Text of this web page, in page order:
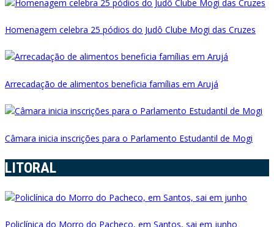
Homenagem celebra 25 pódios do Judô Clube Mogi das Cruzes
Arrecadação de alimentos beneficia famílias em Arujá
Câmara inicia inscrições para o Parlamento Estudantil de Mogi
LITORAL
Policlínica do Morro do Pacheco, em Santos, sai em junho